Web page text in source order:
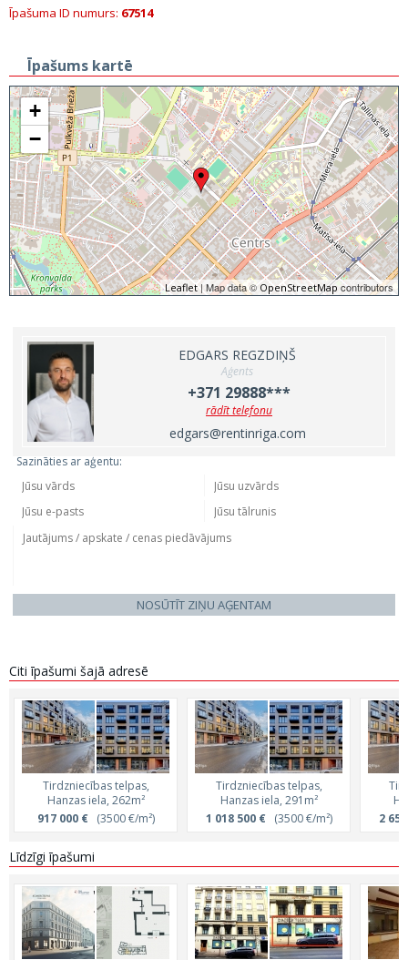
Īpašuma ID numurs: 67514
Īpašums kartē
+
−
Leaflet| Map data © OpenStreetMap contributors
EDGARS REGZDIŅŠ
Aģents
+371 29888***
rādīt telefonu
edgars@rentinriga.com
Sazināties ar aģentu:
NOSŪTĪT ZIŅU AĢENTAM
Citi īpašumi šajā adresē
Tirdzniecības telpas,
Hanzas iela, 262m²
917 000 €(3500 €/m²)
Tirdzniecības telpas,
Hanzas iela, 291m²
1 018 500 €(3500 €/m²)
2
Līdzīgi īpašumi